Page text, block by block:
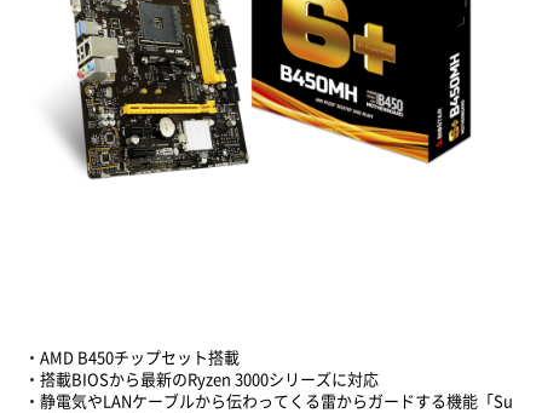
・AMD B450チップセット搭載
・搭載BIOSから最新のRyzen 3000シリーズに対応
・静電気やLANケーブルから伝わってくる雷からガードする機能「Su